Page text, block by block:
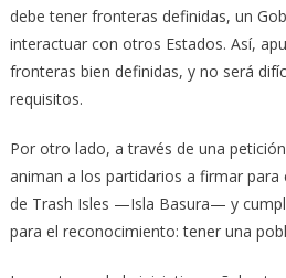
debe tener fronteras definidas, un
interactuar con otros Estados. Así,
fronteras bien definidas, y no será
requisitos.
Por otro lado, a través de una
animan a los partidarios a firmar para
de Trash Isles —Isla Basura— y
para el reconocimiento: tener una